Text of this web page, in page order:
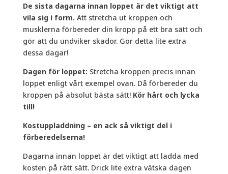
De sista dagarna innan loppet är det viktigt att
vila sig i form. Att stretcha ut kroppen och
musklerna förbereder din kropp på ett bra sätt och
gör att du undviker skador. Gör detta lite extra
dessa dagar!
Dagen för loppet: Stretcha kroppen precis innan
loppet enligt vårt exempel ovan. Då förbereder du
kroppen på absolut bästa sätt! Kör hårt och lycka
till!
Kostuppladdning – en ack så viktigt del i
förberedelserna!
Dagarna innan loppet är det viktigt att ladda med
kosten på rätt sätt. Drick lite extra vätska dagen